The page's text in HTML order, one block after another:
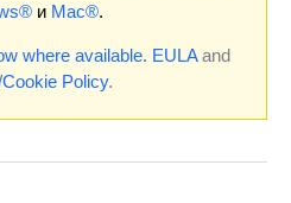
и Mac®.
where available. EULAand
Policy.